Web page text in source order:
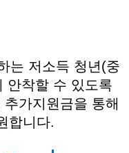
는 저소득 청년(중
안착할 수 있도록
가지원금을 통해
합니다.